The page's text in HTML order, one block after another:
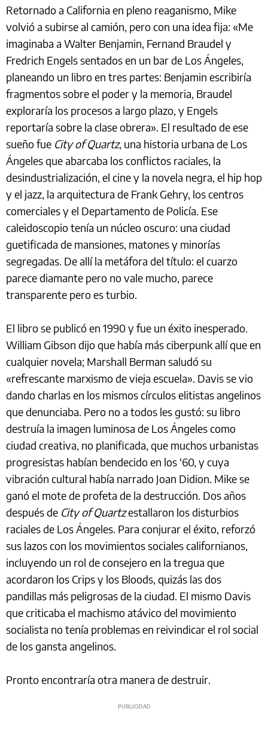
Retornado a California en pleno reaganismo, Mike
volvió a subirse al camión, pero con una idea fija: «Me
imaginaba a Walter Benjamin, Fernand Braudel y
Fredrich Engels sentados en un bar de Los Ángeles,
planeando un libro en tres partes: Benjamin escribiría
fragmentos sobre el poder y la memoria, Braudel
exploraría los procesos a largo plazo, y Engels
reportaría sobre la clase obrera». El resultado de ese
sueño fue City of Quartz, una historia urbana de Los
Ángeles que abarcaba los conflictos raciales, la
desindustrialización, el cine y la novela negra, el hip hop
y el jazz, la arquitectura de Frank Gehry, los centros
comerciales y el Departamento de Policía. Ese
caleidoscopio tenía un núcleo oscuro: una ciudad
guetificada de mansiones, matones y minorías
segregadas. De allí la metáfora del título: el cuarzo
parece diamante pero no vale mucho, parece
transparente pero es turbio.
El libro se publicó en 1990 y fue un éxito inesperado.
William Gibson dijo que había más ciberpunk allí que en
cualquier novela; Marshall Berman saludó su
«refrescante marxismo de vieja escuela». Davis se vio
dando charlas en los mismos círculos elitistas angelinos
que denunciaba. Pero no a todos les gustó: su libro
destruía la imagen luminosa de Los Ángeles como
ciudad creativa, no planificada, que muchos urbanistas
progresistas habían bendecido en los ‘60, y cuya
vibración cultural había narrado Joan Didion. Mike se
ganó el mote de profeta de la destrucción. Dos años
después de City of Quartzestallaron los disturbios
raciales de Los Ángeles. Para conjurar el éxito, reforzó
sus lazos con los movimientos sociales californianos,
incluyendo un rol de consejero en la tregua que
acordaron los Crips y los Bloods, quizás las dos
pandillas más peligrosas de la ciudad. El mismo Davis
que criticaba el machismo atávico del movimiento
socialista no tenía problemas en reivindicar el rol social
de los gansta angelinos.
Pronto encontraría otra manera de destruir.